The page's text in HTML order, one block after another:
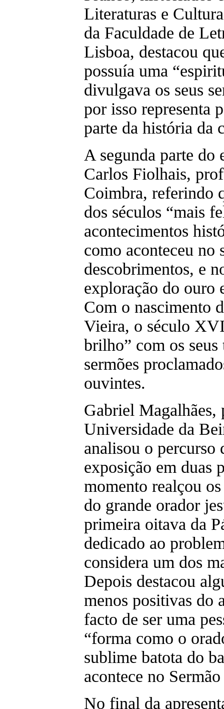
Literaturas e
da Faculdade de
Lisboa, destacou
possuía uma
divulgava os seus
por isso representa
parte da história da
A segunda parte
Carlos Fiolhais,
Coimbra, referindo
dos séculos “mais
acontecimentos
como aconteceu no
descobrimentos, e
exploração do ouro
Com o nascimento
Vieira, o século
brilho” com os seus
sermões
ouvintes.
Gabriel Magalhães,
Universidade da
analisou o
exposição em duas
momento realçou
do grande orador
primeira oitava da
dedicado ao
considera um dos
Depois destacou
menos positivas do
facto de ser uma
“forma como o
sublime batota do
acontece no
No final da